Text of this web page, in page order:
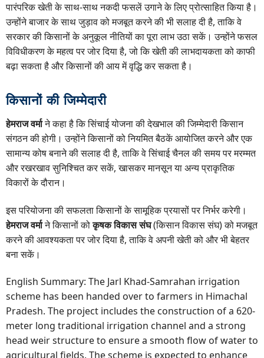
पारंपरिक खेती के साथ-साथ नकदी फसलें उगाने के लिए प्रोत्साहित किया है।
उन्होंने बाजार के साथ जुड़ाव को मजबूत करने की भी सलाह दी है, ताकि वे
सरकार की किसानों के अनुकूल नीतियों का पूरा लाभ उठा सकें। उन्होंने फसल
विविधीकरण के महत्व पर जोर दिया है, जो कि खेती की लाभदायकता को काफी
बढ़ा सकता है और किसानों की आय में वृद्धि कर सकता है।
किसानों की जिम्मेदारी
हेमराज वर्माने कहा है कि सिंचाई योजना की देखभाल की जिम्मेदारी किसान
संगठन की होगी। उन्होंने किसानों को नियमित बैठकें आयोजित करने और एक
सामान्य कोष बनाने की सलाह दी है, ताकि वे सिंचाई चैनल की समय पर मरम्मत
और रखरखाव सुनिश्चित कर सकें, खासकर मानसून या अन्य प्राकृतिक
विकारों के दौरान।
इस परियोजना की सफलता किसानों के सामूहिक प्रयासों पर निर्भर करेगी।
हेमराज वर्माने किसानों कोकृषक विकास संघ(किसान विकास संघ) को मजबूत
करने की आवश्यकता पर जोर दिया है, ताकि वे अपनी खेती को और भी बेहतर
बना सकें।
English Summary: The Jarl Khad-Samrahan irrigation
scheme has been handed over to farmers in Himachal
Pradesh. The project includes the construction of a 620-
meter long traditional irrigation channel and a strong
head weir structure to ensure a smooth flow of water to
agricultural fields. The scheme is expected to enhance